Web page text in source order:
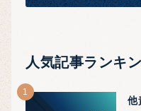
人気記事ランキ
他